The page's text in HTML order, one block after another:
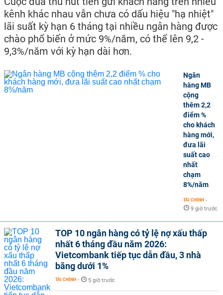
kênh khác nhau vẫn chưa có dấu hiệu "hạ nhiệt"
lãi suất kỳ hạn 6 tháng tại nhiều ngân hàng được
chào phổ biến ở mức 9%/năm, có thể lên 9,2 -
9,3%/năm với kỳ hạn dài hơn.
Ngân
hàng MB
cộng
thêm 2,2
điểm %
cho khách
hàng mới,
đưa lãi
suất cao
nhất
chạm
8%/năm
TÀI CHÍNH -
9 giờ trước
TOP 10 ngân hàng có tỷ lệ nợ xấu thấp
nhất 6 tháng đầu năm 2026:
Vietcombank tiếp tục dẫn đầu, 3 nhà
băng dưới 1%
TÀI CHÍNH - 5 giờ trước